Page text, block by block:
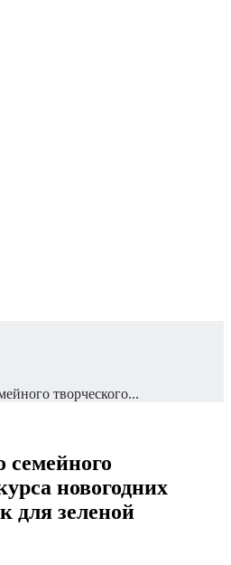
творческого...
семейного
новогодних
для зеленой